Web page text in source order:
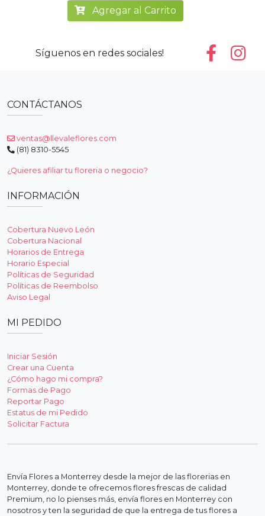
Agregar al Carrito
Síguenos en redes sociales!
CONTÁCTANOS
ventas@llevaleflores.com
(81) 8310-5545
¿Quieres afiliar tu floreria o negocio?
INFORMACIÓN
Cobertura Nuevo León
Cobertura Nacional
Horarios de Entrega
Horario Especial
Políticas de Seguridad
Políticas de Reembolso
Aviso Legal
MI PEDIDO
Iniciar Sesión
Crear una Cuenta
¿Cómo hago mi compra?
Formas de Pago
Reportar Pago
Estatus de mi Pedido
Solicitar Factura
Envía Flores a Monterrey desde la mejor de las florerias en
Monterrey, donde te ofrecemos flores frescas de calidad
Premium, no lo pienses más, envía flores en Monterrey con
nosotros y ten la seguridad de que la entrega de tus flores a